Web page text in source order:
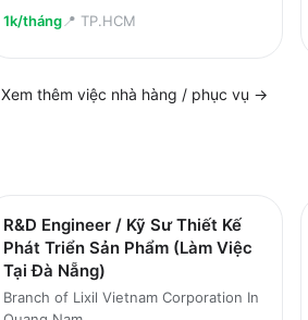
1k/tháng📍 TP.HCM
Xem thêm việc nhà hàng / phục vụ →
R&D Engineer / Kỹ Sư Thiết Kế
Phát Triển Sản Phẩm (Làm Việc
Tại Đà Nẵng)
Branch of Lixil Vietnam Corporation In